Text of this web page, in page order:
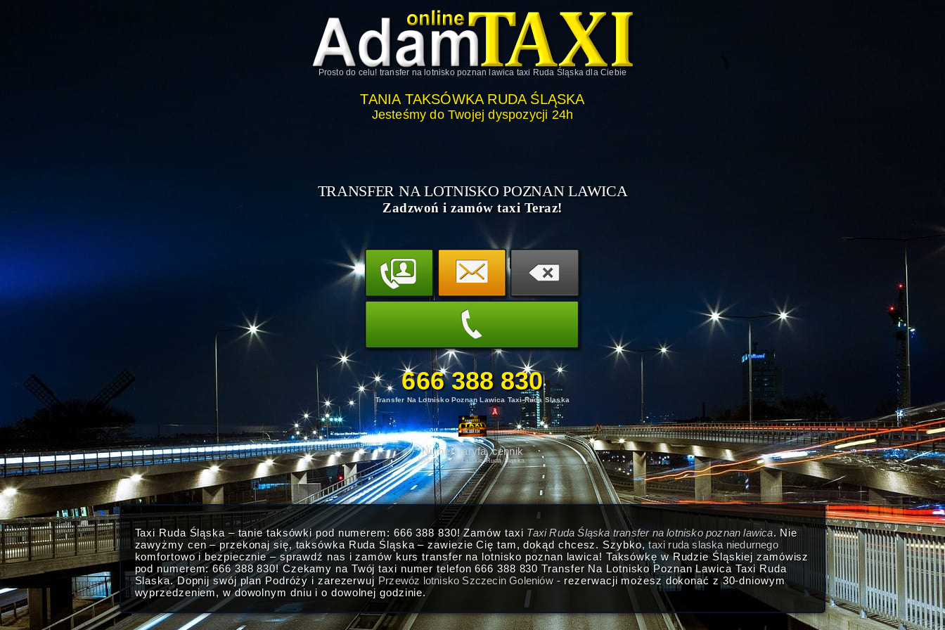
Prosto do celu! transfer na lotnisko poznan lawica taxi Ruda Śląska dla Ciebie
TANIA TAKSÓWKA RUDA ŚLĄSKA
Jesteśmy do Twojej dyspozycji 24h
TRANSFER NA LOTNISKO POZNAN LAWICA
Zadzwoń i zamów taxi Teraz!
666 388 830
Transfer Na Lotnisko Poznan Lawica Taxi Ruda Slaska
Numer, taryfa, cennik
Usługi taksówkarskie Ruda Śląska.
Taxi Ruda Śląska – tanie taksówki pod numerem: 666 388 830! Zamów taxi Taxi Ruda Śląska transfer na lotnisko poznan lawica. Nie
zawyżmy cen – przekonaj się, taksówka Ruda Śląska – zawiezie Cię tam, dokąd chcesz. Szybko,taxi ruda slaska niedurnego
komfortowo i bezpiecznie – sprawdź nas i zamów kurs transfer na lotnisko poznan lawica! Taksówkę w Rudzie Śląskiej zamówisz
pod numerem: 666 388 830! Czekamy na Twój taxi numer telefon 666 388 830 Transfer Na Lotnisko Poznan Lawica Taxi Ruda
Slaska. Dopnij swój plan Podróży i zarezerwuj Przewóz lotnisko Szczecin Goleniów- rezerwacji możesz dokonać z 30-dniowym
wyprzedzeniem, w dowolnym dniu i o dowolnej godzinie.